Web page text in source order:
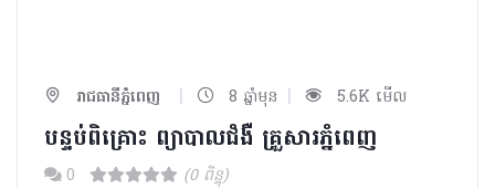
រាជធានីភ្នំពេញ | 8 ឆ្នាំមុន | 5.6K មើល
បន្ទប់ពិគ្រោះ ព្យាបាលជំងឺ គ្រួសារភ្នំពេញ
0 (0 ពិន្ទុ)